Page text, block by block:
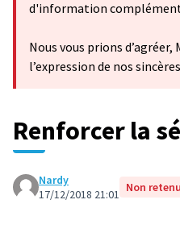
d'information
Nous vous prions d’agréer,
l’expression de nos
Renforcer la
Nardy
17/12/2018 21:01 Non